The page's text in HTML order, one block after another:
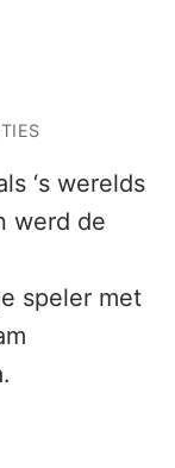
‘s werelds
werd de
speler met